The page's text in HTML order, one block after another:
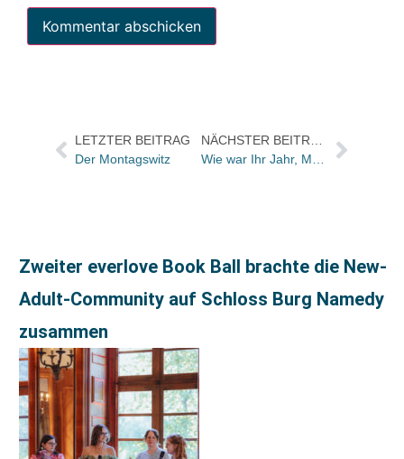
LETZTER BEITRAG
Der Montagswitz
Zweiter everlove Book Ball brachte die New-
Adult-Community auf Schloss Burg Namedy
zusammen